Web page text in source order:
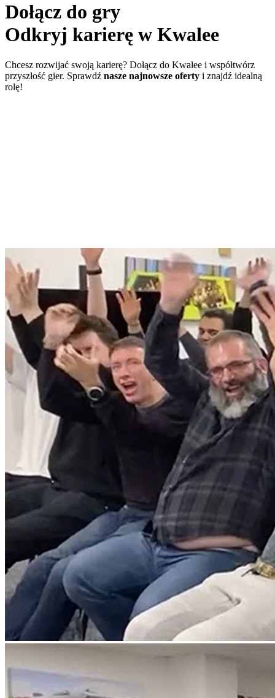
Dołącz do gry
Odkryj karierę w Kwalee
Chcesz rozwijać swoją karierę? Dołącz do Kwalee i współtwórz
przyszłość gier. Sprawdź nasze najnowsze oferty i znajdź idealną
rolę!